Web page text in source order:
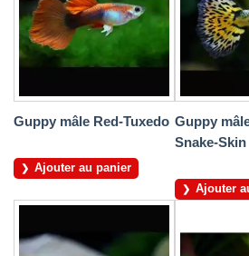
Guppy mâle Red-Tuxedo
Ajouter au panier
Guppy
Snake-Skin
Ajouter